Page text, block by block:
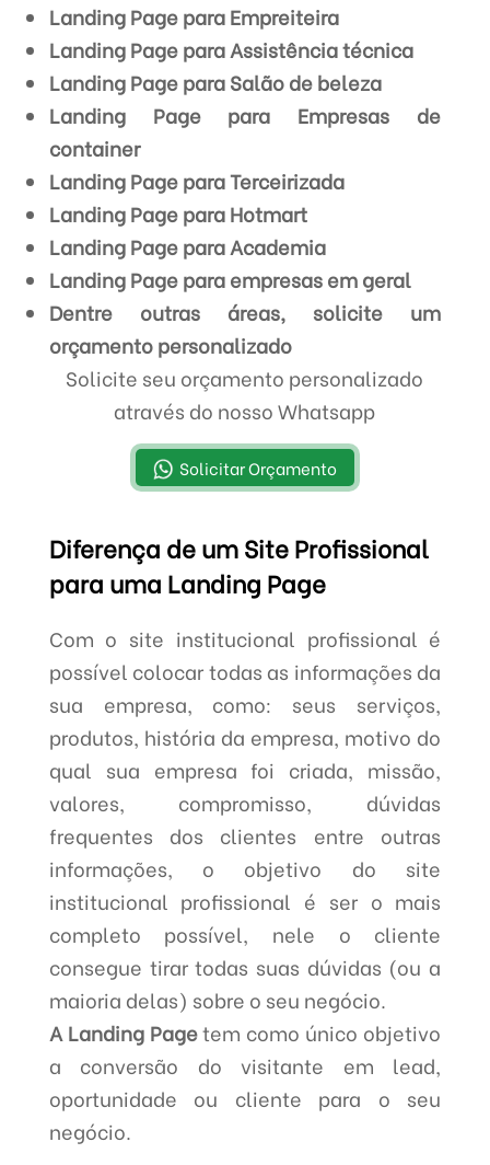
Landing Page para Empreiteira
Landing Page para Assistência técnica
Landing Page para Salão de beleza
Landing Page para Empresas de
container
Landing Page para Terceirizada
Landing Page para Hotmart
Landing Page para Academia
Landing Page para empresas em geral
Dentre outras áreas, solicite um
orçamento personalizado
Solicite seu orçamento personalizado
através do nosso Whatsapp
Solicitar Orçamento
Diferença de um Site Profissional
para uma Landing Page
Com o site institucional profissional é
possível colocar todas as informações da
sua empresa, como: seus serviços,
produtos, história da empresa, motivo do
qual sua empresa foi criada, missão,
valores, compromisso, dúvidas
frequentes dos clientes entre outras
informações, o objetivo do site
institucional profissional é ser o mais
completo possível, nele o cliente
consegue tirar todas suas dúvidas (ou a
maioria delas) sobre o seu negócio.
A Landing Pagetem como único objetivo
a conversão do visitante em lead,
oportunidade ou cliente para o seu
negócio.